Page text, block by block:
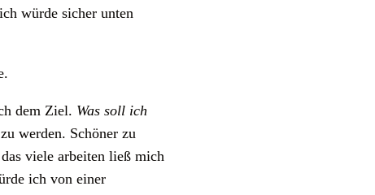
würde sicher unten
dem Ziel. Was soll ich
werden. Schöner zu
viele arbeiten ließ mich
ich von einer